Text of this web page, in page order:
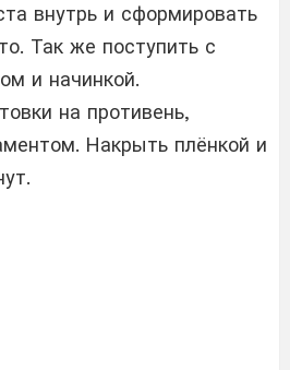
внутрь и сформировать
Так же поступить с
и начинкой.
на противень,
Накрыть плёнкой и